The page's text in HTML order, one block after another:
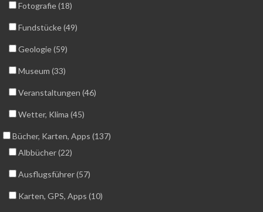
Fotografie (18)
Fundstücke (49)
Geologie (59)
Museum (33)
Veranstaltungen (46)
Wetter, Klima (45)
Bücher, Karten, Apps (137)
Albbücher (22)
Ausflugsführer (57)
Karten, GPS, Apps (10)